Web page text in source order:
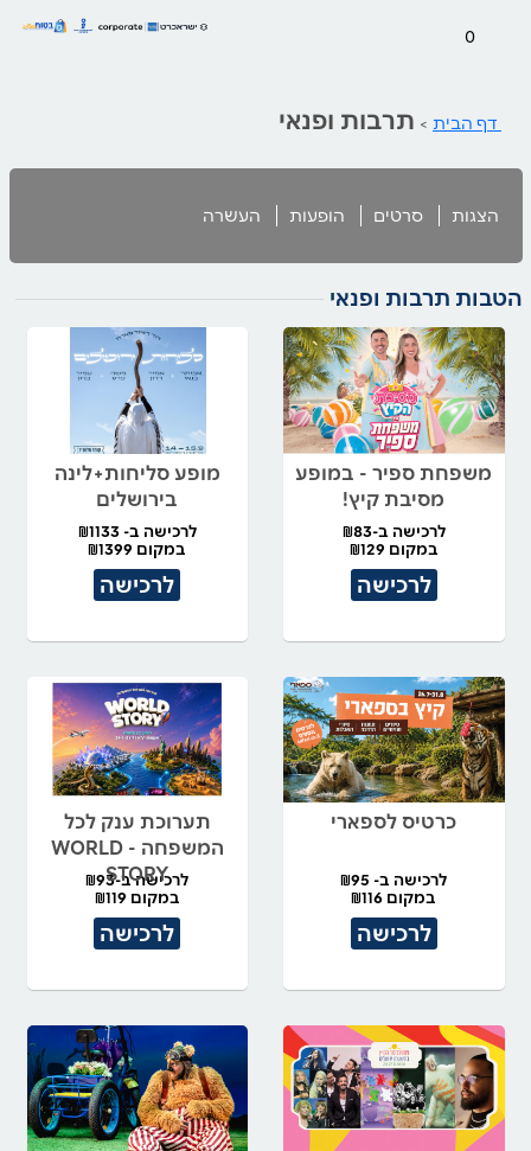
0
דף הבית > תרבות ופנאי
הצגות סרטים הופעות העשרה
הטבות תרבות ופנאי
משפחת ספיר - במופע
מסיבת קיץ!
לרכישה ב-₪83
במקום ₪129
לרכישה
מופע סליחות+לינה
בירושלים
לרכישה ב- ₪1133
במקום ₪1399
לרכישה
כרטיס לספארי
לרכישה ב- ₪95
במקום ₪116
לרכישה
תערוכת ענק לכל
המשפחה - WORLD
STORY
לרכישה ב-₪93
במקום ₪119
לרכישה